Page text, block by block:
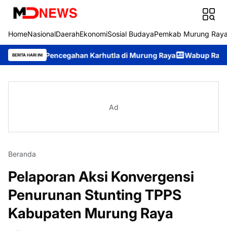
HomeNasionalDaerahEkonomiSosial BudayaPemkab Murung
BERITA HARI INI
Pencegahan Karhutla di Murung Raya Wabup Rahmanto
Ad
Beranda
Pelaporan Aksi Konvergensi
Penurunan Stunting TPPS
Kabupaten Murung Raya